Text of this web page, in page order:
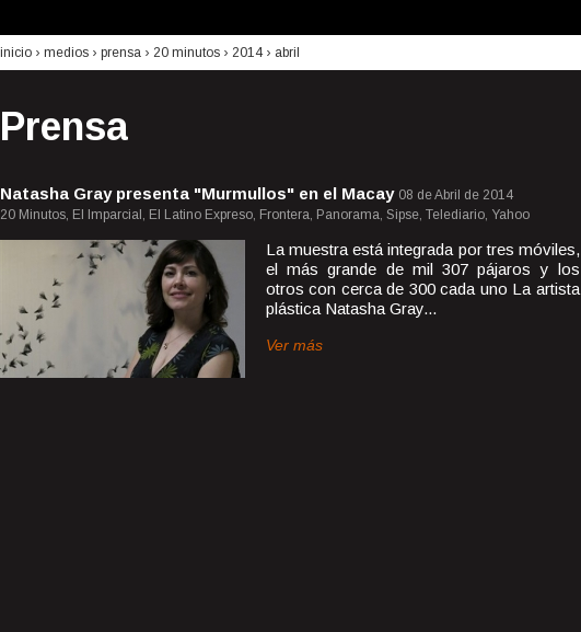
inicio › medios › prensa › 20 minutos › 2014› abril
Prensa
Natasha Gray presenta "Murmullos" en el Macay 08 de Abril de 2014
20 Minutos, El Imparcial, El Latino Expreso, Frontera, Panorama, Sipse, Telediario, Yahoo
La muestra está integrada por tres móviles,
el más grande de mil 307 pájaros y los
otros con cerca de 300 cada uno La artista
plástica Natasha Gray...
Ver más